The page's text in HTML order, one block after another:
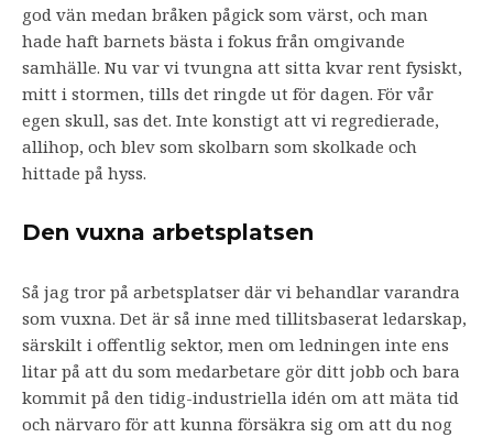
god vän medan bråken pågick som värst, och man
hade haft barnets bästa i fokus från omgivande
samhälle. Nu var vi tvungna att sitta kvar rent fysiskt,
mitt i stormen, tills det ringde ut för dagen. För vår
egen skull, sas det. Inte konstigt att vi regredierade,
allihop, och blev som skolbarn som skolkade och
hittade på hyss.
Den vuxna arbetsplatsen
Så jag tror på arbetsplatser där vi behandlar varandra
som vuxna. Det är så inne med tillitsbaserat ledarskap,
särskilt i offentlig sektor, men om ledningen inte ens
litar på att du som medarbetare gör ditt jobb och bara
kommit på den tidig-industriella idén om att mäta tid
och närvaro för att kunna försäkra sig om att du nog